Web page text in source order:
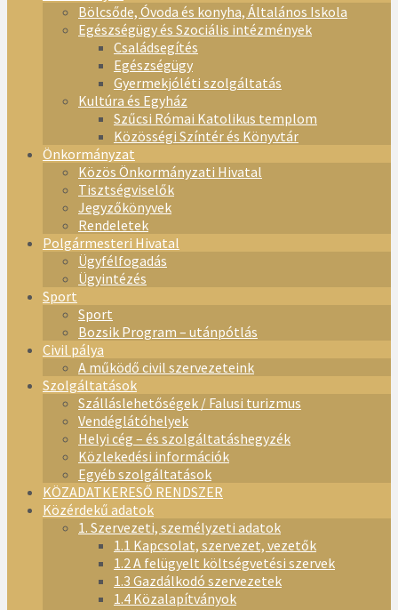
Bölcsőde, Óvoda és konyha, Általános Iskola
Egészségügy és Szociális intézmények
Családsegítés
Egészségügy
Gyermekjóléti szolgáltatás
Kultúra és Egyház
Szűcsi Római Katolikus templom
Közösségi Színtér és Könyvtár
Önkormányzat
Közös Önkormányzati Hivatal
Tisztségviselők
Jegyzőkönyvek
Rendeletek
Polgármesteri Hivatal
Ügyfélfogadás
Ügyintézés
Sport
Sport
Bozsik Program – utánpótlás
Civil pálya
A működő civil szervezeteink
Szolgáltatások
Szálláslehetőségek / Falusi turizmus
Vendéglátóhelyek
Helyi cég – és szolgáltatáshegyzék
Közlekedési információk
Egyéb szolgáltatások
KÖZADATKERESŐ RENDSZER
Közérdekű adatok
1. Szervezeti, személyzeti adatok
1.1 Kapcsolat, szervezet, vezetők
1.2 A felügyelt költségvetési szervek
1.3 Gazdálkodó szervezetek
1.4 Közalapítványok